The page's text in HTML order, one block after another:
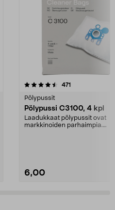
471
Pölypussit
Pölypussi C3100, 4 kpl
Laadukkaat pölypussit ovat
markkinoiden parhaimpia.
6,00
4.5viidestä